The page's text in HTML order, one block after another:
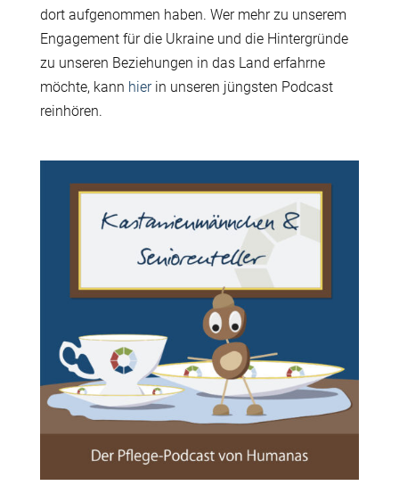
dort aufgenommen haben. Wer mehr zu unserem
Engagement für die Ukraine und die Hintergründe
zu unseren Beziehungen in das Land erfahrne
möchte, kann hierin unseren jüngsten Podcast
reinhören.